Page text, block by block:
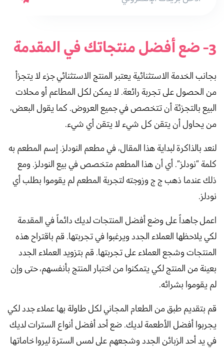
3- ضع أفضل منتجاتك في المقدمة
بجانب الخدمة الاستثنائية يعتبر المنتج الاستثنائي جزء لا يتجزأ
من الحصول على تجربة رائعة. لا يمكن لكل المطاعم أو محلات
البيع بالتجزئة أن تتخصص في جميع العروض. كما يقول البعض،
من يحاول أن يتقن كل شيء لا يتقن أي شيء.
لنعد بالذاكرة لبداية هذا المقال، في مطعم النودلز. إسم المطعم به
كلمة “نودلز”. أي أن هذا المطعم متخصص في بيع النودلز. ومع
ذلك عندما ذهب ج ج وزوجته لتجربة المطعم لم يقوموا بطلب أي
نودلز.
اعمل جاهداً على وضع أفضل المنتجات لديك دائماً في المقدمة
لكي يلاحظها العملاء الجدد ويرغبوا في تجربتها. قم باقتراح هذه
المنتجات وشجع العملاء على تجربتها. قم بتزويد العملاء الجدد
بعينة من المنتج لكي يتمكنوا من اختبار المنتج بأنفسهم، حتى وإن
لم يقوموا بشرائه.
قم بتقديم طبق من الطعام المجاني لكل طاولة بها عملاء جدد لكي
يجربوا أفضل الأطعمة لديك. ضع أحد أفضل أنواع السترات لديك
في يد أحد الزبائن الجدد وشجعهم على لمس السترة ليروا خاماتها